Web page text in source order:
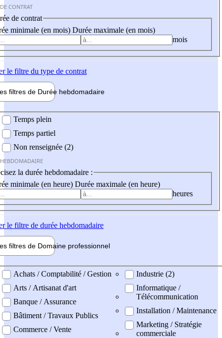
CONTRAT
de contrat
minimale (en mois) Durée maximale (en mois)
mois
le filtre du type de contrat
filtres de Durée hebdomadaire
Temps plein
Temps partiel
Non renseignée (2)
la durée hebdomadaire :
minimale (en heure) Durée maximale (en heure)
heures
le filtre de durée hebdomadaire
filtres de Domaine professionnel
professionel
Achats / Comptabilité / Gestion
Arts / Artisanat d'art
Banque / Assurance
Bâtiment / Travaux Publics
Commerce / Vente
Industrie (2)
Informatique /
Télécommunication
Installation / Maintenance
Marketing / Stratégie
commerciale